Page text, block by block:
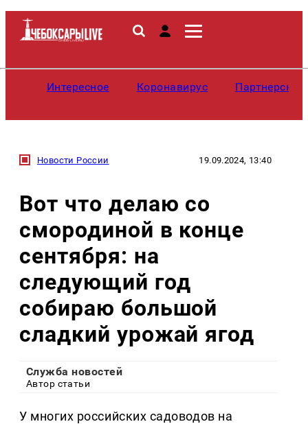
Интересное Коронавирус
Новости России 19.09.2024, 13:40
Вот что делаю со
смородиной в конце
сентября: на
следующий год
собираю большой
сладкий урожай ягод
Служба новостей
Автор статьи
У многих российских садоводов на